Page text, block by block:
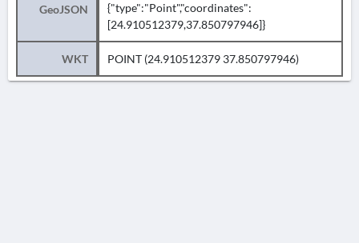
GeoJSON
{"type":"Point","coordinates":
[24.910512379,37.850797946]}
WKT POINT (24.910512379 37.850797946)